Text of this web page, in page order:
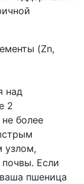
(Zn,
над
2
более
узлом,
Если
пшеница